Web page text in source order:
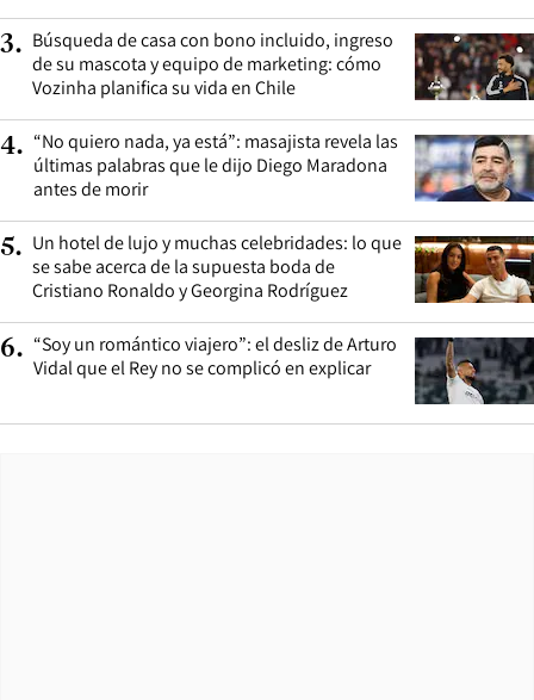
3. Búsqueda de casa con bono incluido, ingreso
de su mascota y equipo de marketing: cómo
Vozinha planifica su vida en Chile
4. “No quiero nada, ya está”: masajista revela las
últimas palabras que le dijo Diego Maradona
antes de morir
5. Un hotel de lujo y muchas celebridades: lo que
se sabe acerca de la supuesta boda de
Cristiano Ronaldo y Georgina Rodríguez
6. “Soy un romántico viajero”: el desliz de Arturo
Vidal que el Rey no se complicó en explicar